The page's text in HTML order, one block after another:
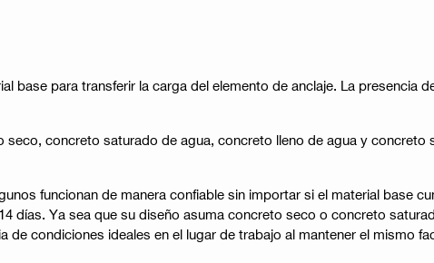
para transferir la carga del elemento de anclaje. La presencia
concreto saturado de agua, concreto lleno de agua y concreto
funcionan de manera confiable sin importar si el material base
Ya sea que su diseño asuma concreto seco o concreto
condiciones ideales en el lugar de trabajo al mantener el mismo